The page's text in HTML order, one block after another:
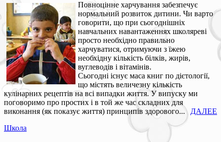
Повноцінне харчування забезпечує
нормальний розвиток дитини. Чи варто
говорити, що при сьогоднішніх
навчальних навантаженнях школяреві
просто необхідно правильно
харчуватися, отримуючи з їжею
необхідну кількість білків, жирів,
вуглеводів і вітамінів.
Сьогодні існує маса книг по дієтології,
що містять величезну кількість
кулінарних рецептів на всі випадки життя. У випуску ми
поговоримо про простих і в той же час складних для
виконання (як показує життя) принципів здорового...
ДАЛЕЕ
Школа